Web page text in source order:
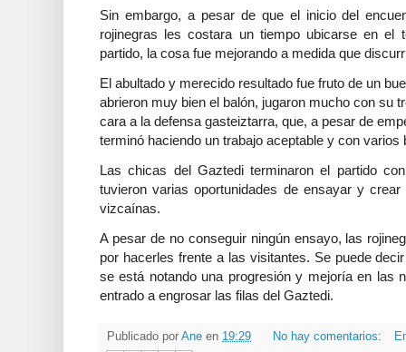
Sin embargo, a pesar de que el inicio del
rojinegras les costara un tiempo ubicarse en el
partido, la cosa fue mejorando a medida que
El abultado y merecido resultado fue fruto de un
abrieron muy bien el balón, jugaron mucho con su
cara a la defensa gasteiztarra, que, a pesar de
terminó haciendo un trabajo aceptable y con varios
Las chicas del Gaztedi terminaron el partido
tuvieron varias oportunidades de ensayar y
vizcaínas.
A pesar de no conseguir ningún ensayo, las
por hacerles frente a las visitantes. Se puede
se está notando una progresión y mejoría en las
entrado a engrosar las filas del Gaztedi.
Publicado por Ane en 19:29 No hay comentarios: